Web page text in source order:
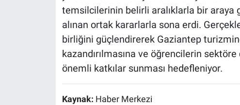
temsilcilerinin belirli aralıklarla bir araya
alınan ortak kararlarla sona erdi.
birliğini güçlendirerek Gaziantep
kazandırılmasına ve öğrencilerin
önemli katkılar sunması hedefleniyor.
Kaynak: Haber Merkezi